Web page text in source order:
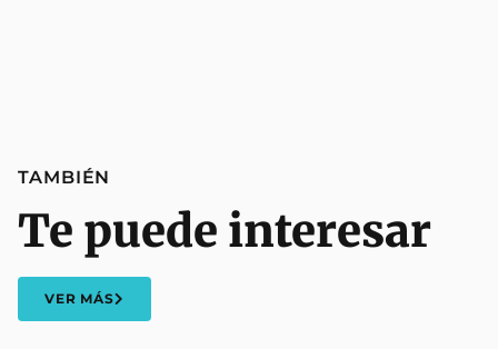
TAMBIÉN
Te puede interesar
VER MÁS